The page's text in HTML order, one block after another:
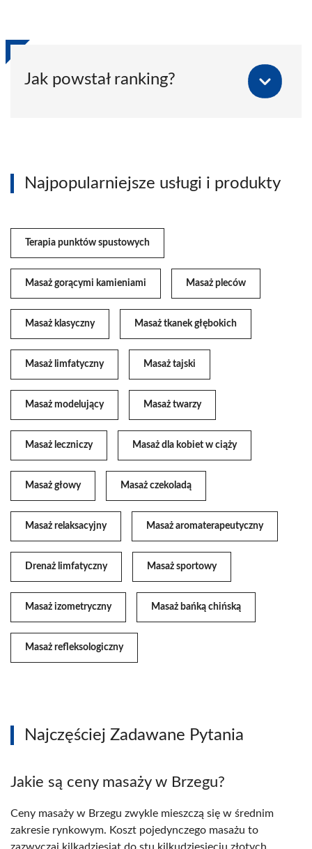
Jak powstał ranking?
Najpopularniejsze usługi i produkty
Terapia punktów spustowych
Masaż gorącymi kamieniami Masaż pleców
Masaż klasyczny Masaż tkanek głębokich
Masaż limfatyczny Masaż tajski
Masaż modelujący Masaż twarzy
Masaż leczniczy Masaż dla kobiet w ciąży
Masaż głowy Masaż czekoladą
Masaż relaksacyjny Masaż aromaterapeutyczny
Drenaż limfatyczny Masaż sportowy
Masaż izometryczny Masaż bańką chińską
Masaż refleksologiczny
Najczęściej Zadawane Pytania
Jakie są ceny masaży w Brzegu?
Ceny masaży w Brzegu zwykle mieszczą się w średnim
zakresie rynkowym. Koszt pojedynczego masażu to